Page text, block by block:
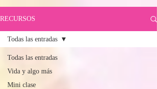
RECURSOS
Todas las entradas
Vida y algo más
Mini clase
Todas las entradas